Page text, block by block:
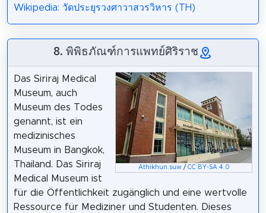
Wikipedia: วัดประยุรวงศาวาสวรวิหาร (TH)
8. พิพิธภัณฑ์การแพทย์ศิริราช
Athikhun.suw/ CC BY-SA 4.0
Das Siriraj Medical
Museum, auch
Museum des Todes
genannt, ist ein
medizinisches
Museum in Bangkok,
Thailand. Das Siriraj
Medical Museum ist
für die Öffentlichkeit zugänglich und eine wertvolle
Ressource für Mediziner und Studenten. Dieses